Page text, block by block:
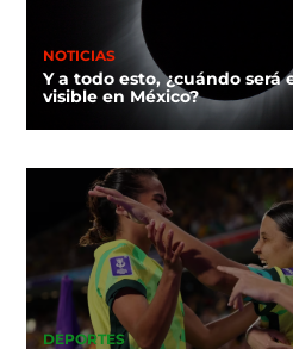
NOTICIAS
Y a todo esto, ¿cuándo será
visible en México?
DEPORTES